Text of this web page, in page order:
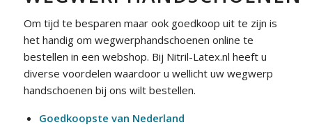
Om tijd te besparen maar ook goedkoop uit te zijn is
het handig om wegwerphandschoenen online te
bestellen in een webshop. Bij Nitril-Latex.nl heeft u
diverse voordelen waardoor u wellicht uw wegwerp
handschoenen bij ons wilt bestellen.
Goedkoopste van Nederland